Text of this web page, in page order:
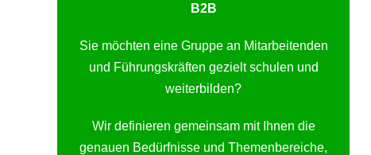
B2B
Sie möchten eine Gruppe an Mitarbeitenden
und Führungskräften gezielt schulen und
weiterbilden?
Wir definieren gemeinsam mit Ihnen die
genauen Bedürfnisse und Themenbereiche,